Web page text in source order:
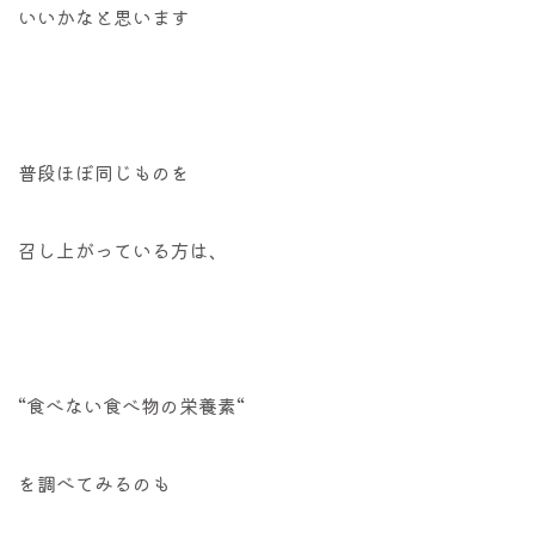
いいかなと思います
普段ほぼ同じものを
召し上がっている方は、
“食べない食べ物の栄養素“
を調べてみるのも